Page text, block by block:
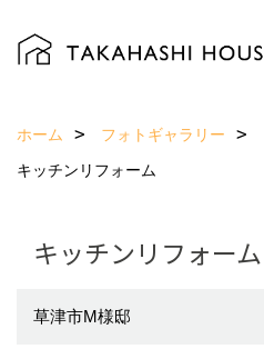
ホーム フォトギャラリー
キッチンリフォーム
キッチンリフォーム
草津市M様邸